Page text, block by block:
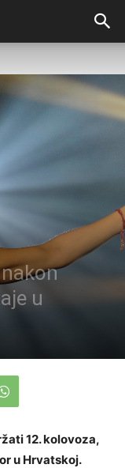
u
12. kolovoza,
u Hrvatskoj.